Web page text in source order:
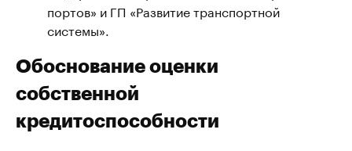
портов» и ГП «Развитие транспортной
системы».
Обоснование оценки
собственной
кредитоспособности